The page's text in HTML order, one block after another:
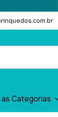
Categorias